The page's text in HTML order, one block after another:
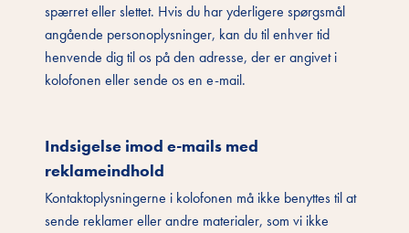
spærret eller slettet. Hvis du har yderligere spørgsmål
angående personoplysninger, kan du til enhver tid
henvende dig til os på den adresse, der er angivet i
kolofonen eller sende os en e-mail.
Indsigelse imod e-mails med
reklameindhold
Kontaktoplysningerne i kolofonen må ikke benyttes til at
sende reklamer eller andre materialer, som vi ikke